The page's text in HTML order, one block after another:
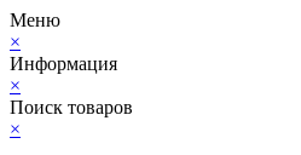
Меню
×
Информация
×
Поиск товаров
×